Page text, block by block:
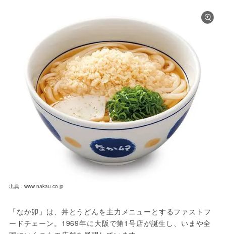
出典：www.nakau.co.jp
「なか卯」は、丼とうどんを主力メニューとするファストフ
ードチェーン。1969年に大阪で第1号店が誕生し、いまや全